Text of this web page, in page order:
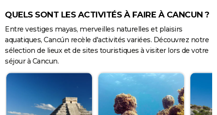
DICTIONNAIRE
Dictionnaire
Biographies
Citations
Expressions
Proverbes
PROGRAMME TV
COPAINS D'AVANT
AVIS DE DÉCÈS
Bricolage
Television
QUELS SONT LES ACTIVITÉS À FAIRE À CANCUN ?
Entre vestiges mayas, merveilles naturelles et plaisirs
aquatiques, Cancún recèle d'activités variées. Découvrez notre
sélection de lieux et de sites touristiques à visiter lors de votre
séjour à Cancun.